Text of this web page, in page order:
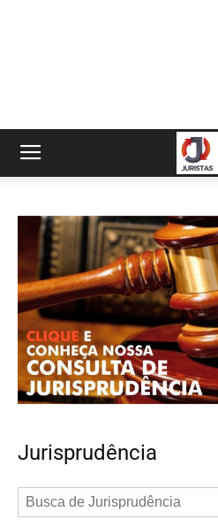
Jurisprudência